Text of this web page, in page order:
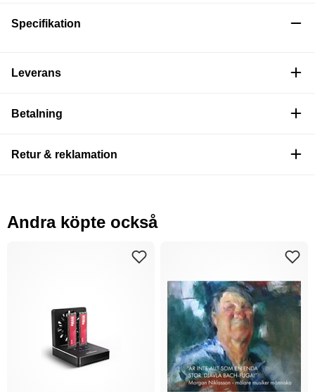
Specifikation
Leverans
Betalning
Retur & reklamation
Andra köpte också